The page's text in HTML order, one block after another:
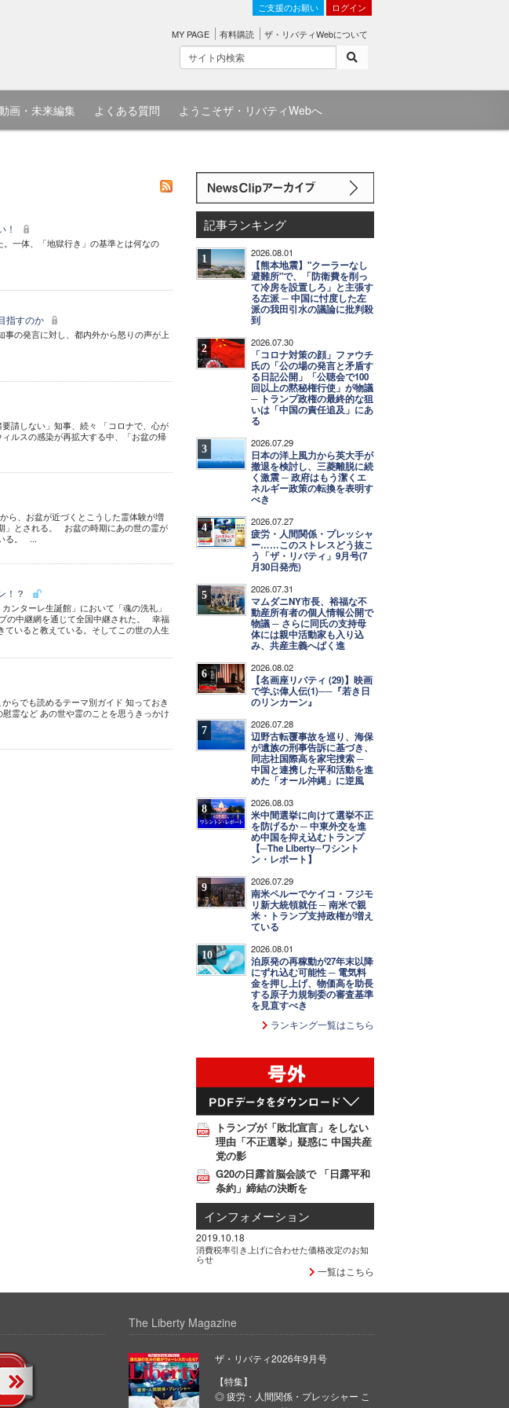
ご支援のお願い ログイン
MY PAGE 有料購読 ザ・リバティWebについて
画・未来編集 よくある質問 ようこそザ・リバティWebへ
！
一体、「地獄行き」の基準とは何なの
指すのか
事の発言に対し、都内外から怒りの声が上
請しない」知事、続々 「コロナで、心が
ルスの感染が再拡大する中、「お盆の帰
ら、お盆が近づくとこうした霊体験が増
」とされる。 お盆の時期にあの世の霊が
る。 ...
！？
ンターレ生誕館」において「魂の洗礼」
の中継網を通じて全国中継された。 幸福
いると教えている。そしてこの世の人生
でも読めるテーマ別ガイド 知っておき
霊など あの世や霊のことを思うきっかけ
記事ランキング
1 2026.08.01
【熊本地震】"クーラーなし
避難所"で、「防衛費を削っ
て冷房を設置しろ」と主張す
る左派 ─ 中国に忖度した左
派の我田引水の議論に批判殺
到
2 2026.07.30
「コロナ対策の顔」ファウチ
氏の「公の場の発言と矛盾す
る日記公開」「公聴会で100
回以上の黙秘権行使」が物議
─ トランプ政権の最終的な狙
いは「中国の責任追及」にあ
る
3 2026.07.29
日本の洋上風力から英大手が
撤退を検討し、三菱離脱に続
く激震 ─ 政府はもう潔くエ
ネルギー政策の転換を表明す
べき
4 2026.07.27
疲労・人間関係・プレッシャ
ー……このストレスどう抜こ
う「ザ・リバティ」9月号(7
月30日発売)
5 2026.07.31
マムダニNY市長、裕福な不
動産所有者の個人情報公開で
物議 ─ さらに同氏の支持母
体には親中活動家も入り込
み、共産主義へばく進
6 2026.08.02
【名画座リバティ (29)】映画
で学ぶ偉人伝(1)──『若き日
のリンカーン』
7 2026.07.28
辺野古転覆事故を巡り、海保
が遺族の刑事告訴に基づき、
同志社国際高を家宅捜索 ─
中国と連携した平和活動を進
めた「オール沖縄」に逆風
8 2026.08.03
米中間選挙に向けて選挙不正
を防げるか ─ 中東外交を進
め中国を抑え込むトランプ
【─The Liberty─ワシント
ン・レポート】
9 2026.07.29
南米ペルーでケイコ・フジモ
リ新大統領就任 ─ 南米で親
米・トランプ支持政権が増え
ている
10 2026.08.01
泊原発の再稼動が27年末以降
にずれ込む可能性 ─ 電気料
金を押し上げ、物価高を助長
する原子力規制委の審査基準
を見直すべき
ランキング一覧はこちら
トランプが「敗北宣言」をしない
理由「不正選挙」疑惑に 中国共産
党の影
G20の日露首脳会談で 「日露平和
条約」締結の決断を
インフォメーション
2019.10.18
消費税率引き上げに合わせた価格改定のお知
らせ
一覧はこちら
The Liberty Magazine
ザ・リバティ2026年9月号
【特集】
◎ 疲労・人間関係・プレッシャー こ